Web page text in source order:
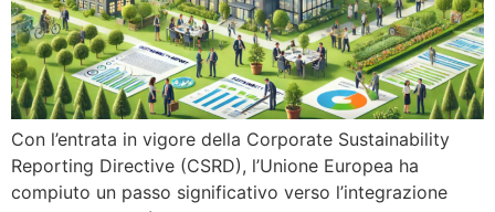
Con l’entrata in vigore della Corporate Sustainability
Reporting Directive (CSRD), l’Unione Europea ha
compiuto un passo significativo verso l’integrazione